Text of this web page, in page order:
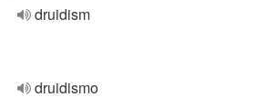
druidism
druidismo